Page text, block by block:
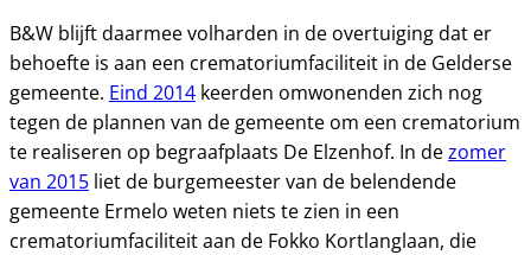
B&W blijft daarmee volharden in de overtuiging dat er
behoefte is aan een crematoriumfaciliteit in de Gelderse
gemeente. Eind 2014 keerden omwonenden zich nog
tegen de plannen van de gemeente om een crematorium
te realiseren op begraafplaats De Elzenhof. In dezomer
van 2015 liet de burgemeester van de belendende
gemeente Ermelo weten niets te zien in een
crematoriumfaciliteit aan de Fokko Kortlanglaan, die